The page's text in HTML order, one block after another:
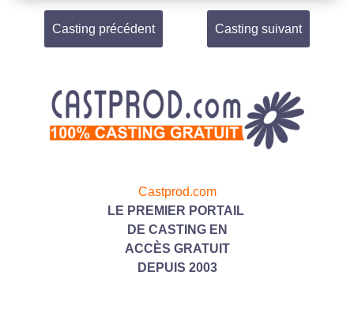
Casting précédent Casting suivant
Castprod.com
LE PREMIER PORTAIL
DE CASTING EN
ACC ÈS GRATUIT
DEPUIS 2003